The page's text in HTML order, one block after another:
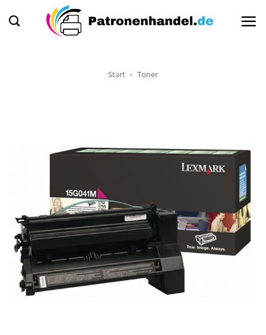
Inhalt
Start » Toner